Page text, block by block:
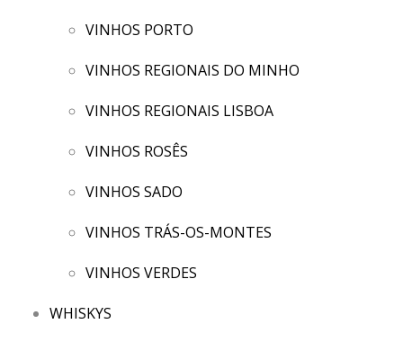
VINHOS PORTO
VINHOS REGIONAIS DO MINHO
VINHOS REGIONAIS LISBOA
VINHOS ROSÊS
VINHOS SADO
VINHOS TRÁS-OS-MONTES
VINHOS VERDES
WHISKYS